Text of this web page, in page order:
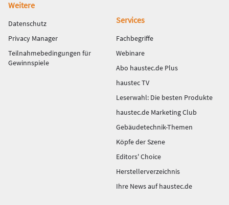
Weitere
Datenschutz
Privacy Manager
Teilnahmebedingungen für
Gewinnspiele
Services
Fachbegriffe
Webinare
Abo haustec.de Plus
haustec TV
Leserwahl: Die besten Produkte
haustec.de Marketing Club
Gebäudetechnik-Themen
Köpfe der Szene
Editors' Choice
Herstellerverzeichnis
Ihre News auf haustec.de